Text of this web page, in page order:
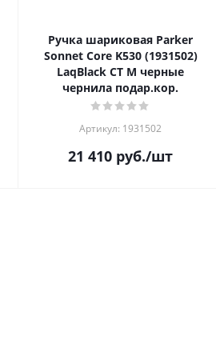
Ручка шариковая Parker
Sonnet Core K530 (1931502)
LaqBlack CT M черные
чернила подар.кор.
Артикул: 1931502
21 410 руб./шт